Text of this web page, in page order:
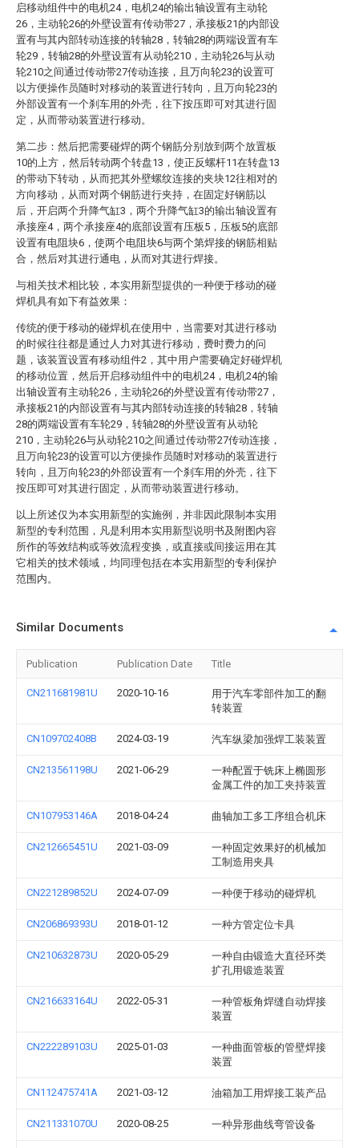
启移动组件中的电机24，电机24的输出轴设置有主动轮
26，主动轮26的外壁设置有传动带27，承接板21的内部设
置有与其内部转动连接的转轴28，转轴28的两端设置有车
轮29，转轴28的外壁设置有从动轮210，主动轮26与从动
轮210之间通过传动带27传动连接，且万向轮23的设置可
以方便操作员随时对移动的装置进行转向，且万向轮23的
外部设置有一个刹车用的外壳，往下按压即可对其进行固
定，从而带动装置进行移动。
第二步：然后把需要碰焊的两个钢筋分别放到两个放置板
10的上方，然后转动两个转盘13，使正反螺杆11在转盘13
的带动下转动，从而把其外壁螺纹连接的夹块12往相对的
方向移动，从而对两个钢筋进行夹持，在固定好钢筋以
后，开启两个升降气缸3，两个升降气缸3的输出轴设置有
承接座4，两个承接座4的底部设置有压板5，压板5的底部
设置有电阻块6，使两个电阻块6与两个第焊接的钢筋相贴
合，然后对其进行通电，从而对其进行焊接。
与相关技术相比较，本实用新型提供的一种便于移动的碰
焊机具有如下有益效果：
传统的便于移动的碰焊机在使用中，当需要对其进行移动
的时候往往都是通过人力对其进行移动，费时费力的问
题，该装置设置有移动组件2，其中用户需要确定好碰焊机
的移动位置，然后开启移动组件中的电机24，电机24的输
出轴设置有主动轮26，主动轮26的外壁设置有传动带27，
承接板21的内部设置有与其内部转动连接的转轴28，转轴
28的两端设置有车轮29，转轴28的外壁设置有从动轮
210，主动轮26与从动轮210之间通过传动带27传动连接，
且万向轮23的设置可以方便操作员随时对移动的装置进行
转向，且万向轮23的外部设置有一个刹车用的外壳，往下
按压即可对其进行固定，从而带动装置进行移动。
以上所述仅为本实用新型的实施例，并非因此限制本实用
新型的专利范围，凡是利用本实用新型说明书及附图内容
所作的等效结构或等效流程变换，或直接或间接运用在其
它相关的技术领域，均同理包括在本实用新型的专利保护
范围内。
Similar Documents
Publication Publication Date Title
CN211681981U 2020-10-16
用于汽车零部件加工的翻
转装置
CN109702408B 2024-03-19 汽车纵梁加强焊工装装置
CN213561198U 2021-06-29
一种配置于铣床上椭圆形
金属工件的加工夹持装置
CN107953146A 2018-04-24 曲轴加工多工序组合机床
CN212665451U 2021-03-09
一种固定效果好的机械加
工制造用夹具
CN221289852U 2024-07-09 一种便于移动的碰焊机
CN206869393U 2018-01-12 一种方管定位卡具
CN210632873U 2020-05-29
一种自由锻造大直径环类
扩孔用锻造装置
CN216633164U 2022-05-31
一种管板角焊缝自动焊接
装置
CN222289103U 2025-01-03
一种曲面管板的管壁焊接
装置
CN112475741A 2021-03-12 油箱加工用焊接工装产品
CN211331070U 2020-08-25 一种异形曲线弯管设备